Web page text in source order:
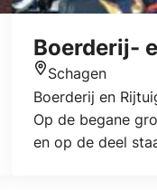
Boerderij-
Locatie
Schagen
Boerderij en
Op de begane
en op de deel